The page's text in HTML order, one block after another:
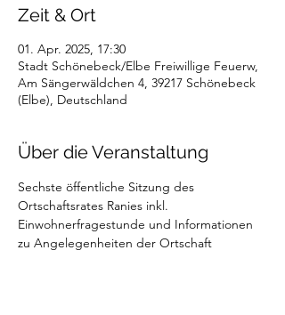
Zeit & Ort
01. Apr. 2025, 17:30
Stadt Schönebeck/Elbe Freiwillige Feuerw,
Am Sängerwäldchen 4, 39217 Schönebeck
(Elbe), Deutschland
Über die Veranstaltung
Sechste öffentliche Sitzung des
Ortschaftsrates Ranies inkl.
Einwohnerfragestunde und Informationen
zu Angelegenheiten der Ortschaft